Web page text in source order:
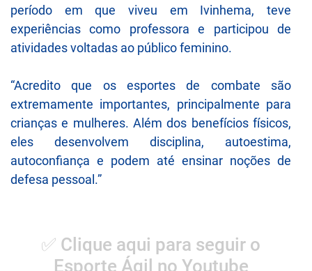
período em que viveu em Ivinhema, teve
experiências como professora e participou de
atividades voltadas ao público feminino.
“Acredito que os esportes de combate são
extremamente importantes, principalmente para
crianças e mulheres. Além dos benefícios físicos,
eles desenvolvem disciplina, autoestima,
autoconfiança e podem até ensinar noções de
defesa pessoal.”
✅ Clique aqui para seguir o
Esporte Ágil no Youtube